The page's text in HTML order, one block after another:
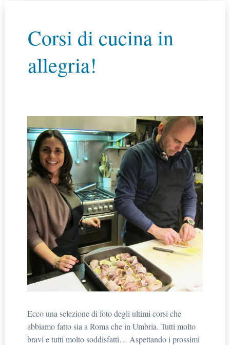
Corsi di cucina in
allegria!
Ecco una selezione di foto degli ultimi corsi che
abbiamo fatto sia a Roma che in Umbria. Tutti molto
bravi e tutti molto soddisfatti… Aspettando i prossimi